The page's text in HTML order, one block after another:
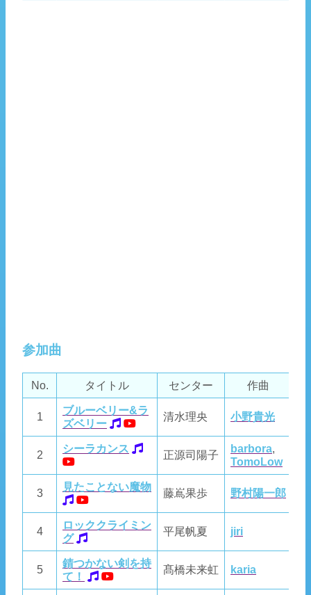
参加曲
No. タイトル センター 作曲
1
ブルーベリー&ラ
ズベリー
清水理央 小野貴光
2
シーラカンス
正源司陽子
barbora,
TomoLow
3
見たことない魔物
藤嶌果歩 野村陽一郎
4
ロッククライミン
グ
平尾帆夏 jiri
5
錆つかない剣を持
て！
髙橋未来虹 karia